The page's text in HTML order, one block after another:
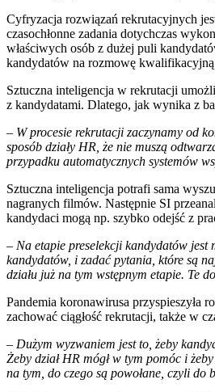
Cyfryzacja rozwiązań rekrutacyjnych
czasochłonne zadania dotychczas
właściwych osób z dużej puli
kandydatów na rozmowę
Sztuczna inteligencja w rekrutacji
z kandydatami. Dlatego, jak wynika z
– W procesie rekrutacji zaczynamy od
sposób działy HR, że nie muszą
przypadku automatycznych systemów
Sztuczna inteligencja potrafi sama
nagranych filmów. Następnie SI
kandydaci mogą np. szybko odejść z
– Na etapie preselekcji kandydatów jest
kandydatów, i zadać pytania, które są
działu już na tym wstępnym etapie. Te
Pandemia koronawirusa przyspieszyła
zachować ciągłość rekrutacji, także w
– Dużym wyzwaniem jest to, żeby
Żeby dział HR mógł w tym pomóc i
na tym, do czego są powołane, czyli do